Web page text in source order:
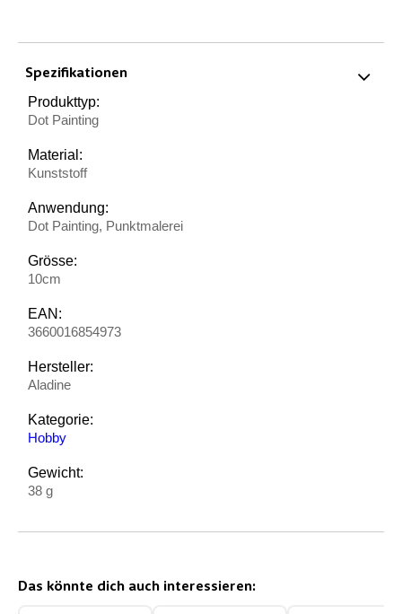
Spezifikationen
Produkttyp:
Dot Painting
Material:
Kunststoff
Anwendung:
Dot Painting, Punktmalerei
Grösse:
10cm
EAN:
3660016854973
Hersteller:
Aladine
Kategorie:
Hobby
Gewicht:
38 g
Das könnte dich auch interessieren: